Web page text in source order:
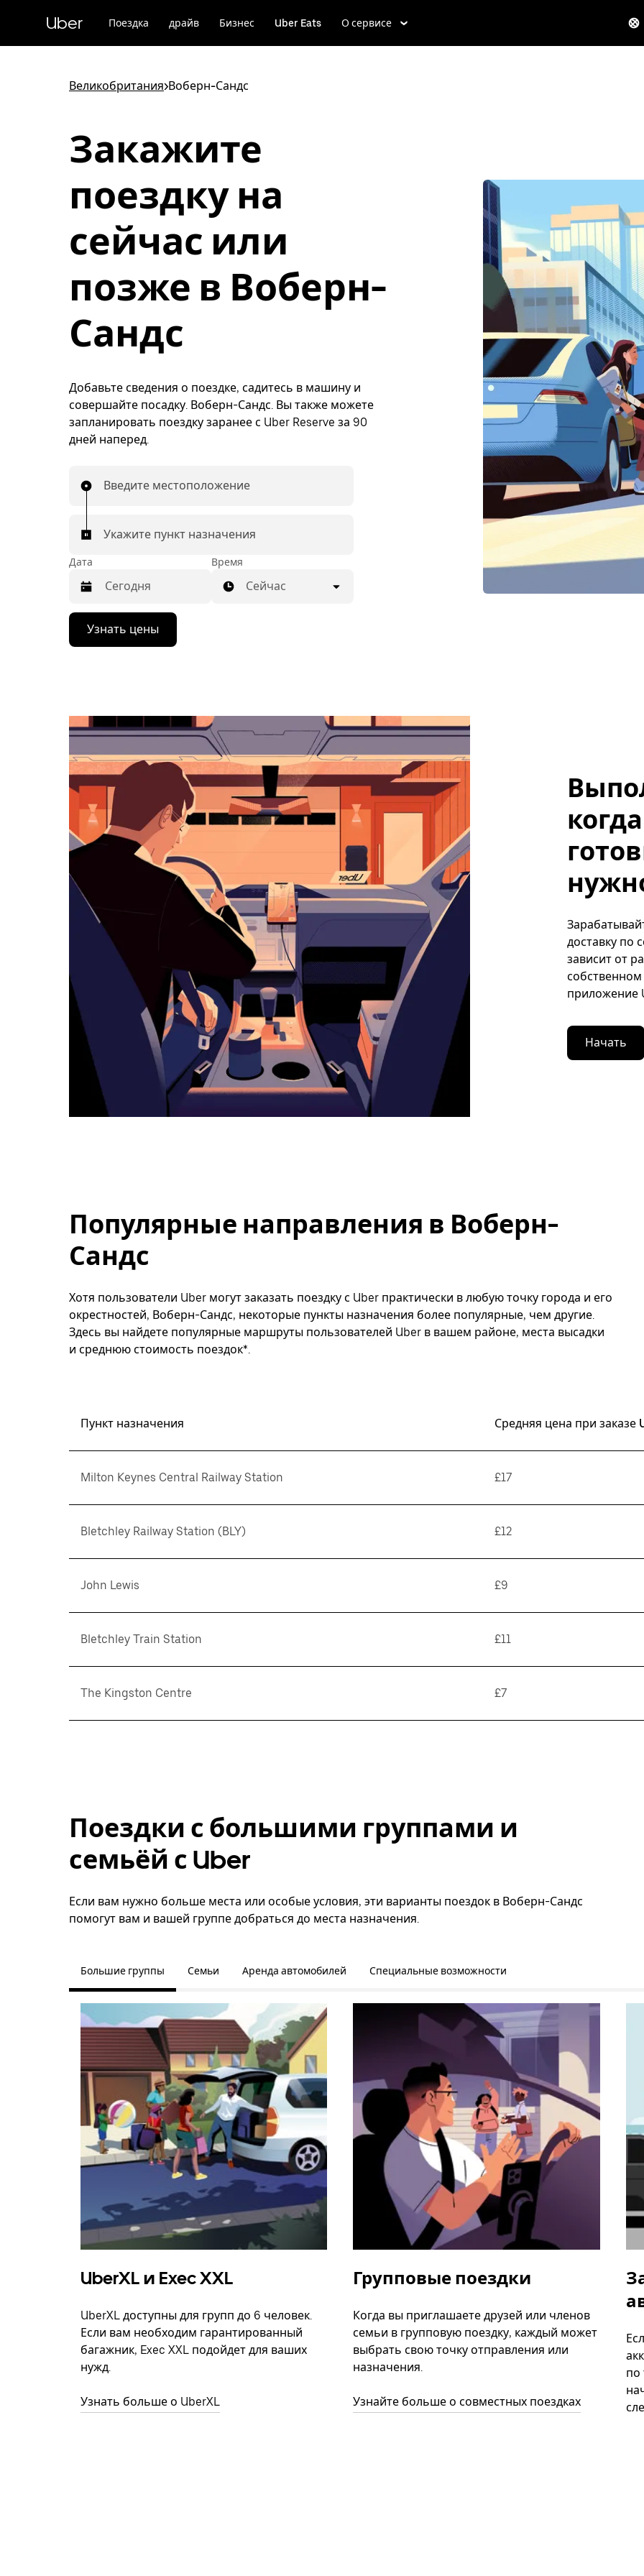
к
Uber Поездка драйв Бизнес Uber Eats О сервисе
Великобритания>Воберн-Сандс
Закажите
поездку на
сейчас или
позже в Воберн-
Сандс
Добавьте сведения о поездке, садитесь в машину и
совершайте посадку. Воберн-Сандс. Вы также можете
запланировать поездку заранее с Uber Reserve за 90
дней наперед.
Введите местоположение
Укажите пункт назначения
Дата
Нажмите
стрелку
вниз,
выбрать
дату.
закрыть
календарь,
нажмите
Esc.
Время
Сейчас
Узнать цены
доставку по
зависит от
приложение
Начать
Популярные направления в Воберн-
Сандс
Хотя пользователи Uber могут заказать поездку с Uber практически в любую точку города и его
окрестностей, Воберн-Сандс, некоторые пункты назначения более популярные, чем другие.
Здесь вы найдете популярные маршруты пользователей Uber в вашем районе, места высадки
и среднюю стоимость поездок*.
Пункт назначения Средняя цена при заказе
Milton Keynes Central Railway Station £17
Bletchley Railway Station (BLY) £12
John Lewis £9
Bletchley Train Station £11
The Kingston Centre £7
Поездки с большими группами и
семьёй с Uber
Если вам нужно больше места или особые условия, эти варианты поездок в Воберн-Сандс
помогут вам и вашей группе добраться до места назначения.
Большие группы Семьи Аренда автомобилей Специальные возможности
UberXL и Exec XXL
UberXL доступны для групп до 6 человек.
Если вам необходим гарантированный
багажник, Exec XXL подойдет для ваших
нужд.
Узнать больше о UberXL
Групповые поездки
Когда вы приглашаете друзей или членов
семьи в групповую поездку, каждый может
выбрать свою точку отправления или
назначения.
Узнайте больше о совместных поездках
по